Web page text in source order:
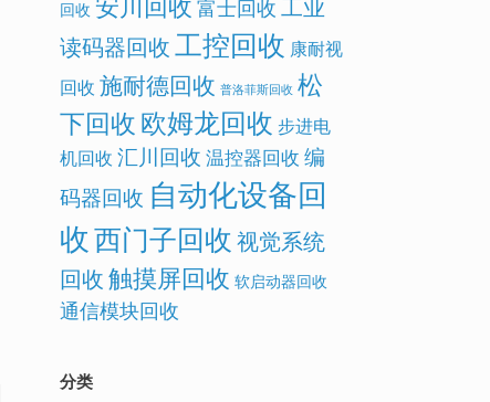
回收
富士回收 工业
读码器回收工控回收 康耐视
回收 施耐德回收 普洛菲斯回收 松
下回收欧姆龙回收 步进电
机回收 汇川回收 温控器回收 编
码器回收 自动化设备回
收西门子回收视觉系统
回收触摸屏回收 软启动器回收
通信模块回收
分类